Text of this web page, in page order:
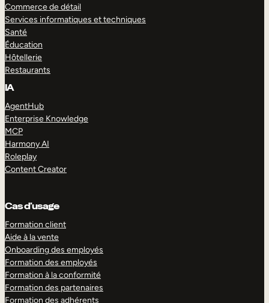
Commerce de détail
Services informatiques et techniques
Santé
Éducation
Hôtellerie
Restaurants
IA
AgentHub
Enterprise Knowledge
MCP
Harmony AI
Roleplay
Content Creator
Cas d’usage
Formation client
Aide à la vente
Onboarding des employés
Formation des employés
Formation à la conformité
Formation des partenaires
Formation des adhérents